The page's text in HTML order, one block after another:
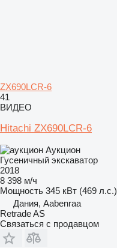
ZX690LCR-6
41
ВИДЕО
Hitachi ZX690LCR-6
Аукцион
Гусеничный экскаватор
2018
8 398 м/ч
Мощность 345 кВт (469 л.с.)
Дания, Aabenraa
Retrade AS
Связаться с продавцом